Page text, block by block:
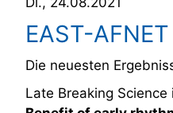
EAST-
Die neuesten
Late Breaking Science